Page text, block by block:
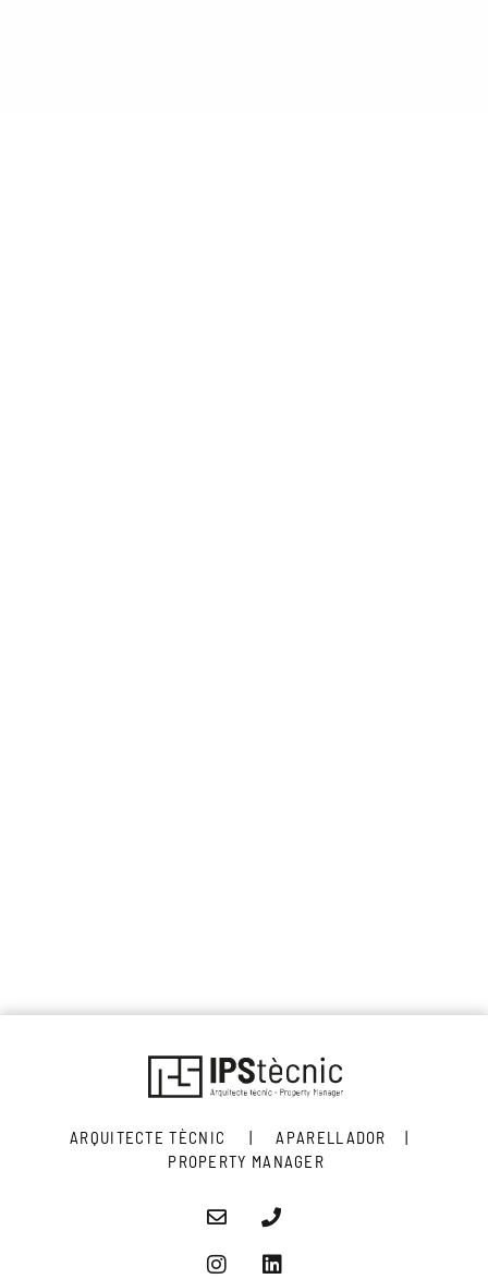
ARQUITECTE TÈCNIC | APARELLADOR |
PROPERTY MANAGER